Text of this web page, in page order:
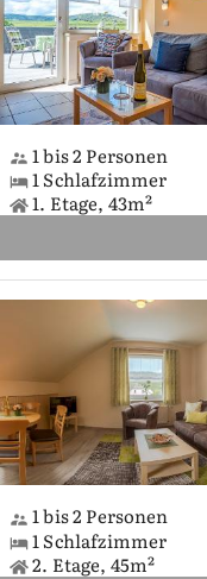
1 bis 2 Personen
1 Schlafzimmer
1. Etage, 43m²
1 bis 2 Personen
1 Schlafzimmer
2. Etage, 45m²